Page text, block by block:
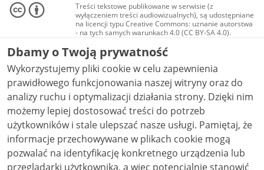
Treści tekstowe publikowane w serwisie (z
wyłączeniem treści audiowizualnych), są udostępniane
na licencji typu Creative Commons: uznanie autorstwa
- na tych samych warunkach 4.0 (CC BY-SA 4.0).
Materiały audiowizualne, w tym zdjęcia, materiały
audio i wideo, są udostępniane na licencji typu
Creative Commons: uznanie autorstwa użycie
niekomercyjne - bez utworów zależnych 4.0 (CC BY-
NC-ND 4.0), o ile nie jest to stwierdzone inaczej.
Dbamy o Twoją prywatność
Wykorzystujemy pliki cookie w celu zapewnienia
prawidłowego funkcjonowania naszej witryny oraz do
analizy ruchu i optymalizacji działania strony. Dzięki nim
możemy lepiej dostosować treści do potrzeb
użytkowników i stale ulepszać nasze usługi. Pamiętaj, że
informacje przechowywane w plikach cookie mogą
pozwalać na identyfikację konkretnego urządzenia lub
przeglądarki użytkownika, a więc potencjalnie stanowić